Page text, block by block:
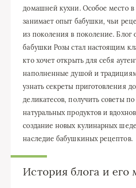
домашней кухни. Особое место в
занимает опыт бабушки, чьи
из поколения в поколение. Блог
бабушки Розы стал настоящим
кто хочет открыть для себя
наполненные душой и
узнать секреты приготовления
деликатесов, получить советы
натуральных продуктов и
создание новых кулинарных
наследие бабушкиных рецептов.
История блога и его